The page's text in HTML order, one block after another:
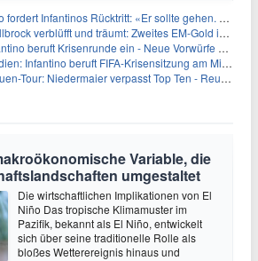
fordert Infantinos Rücktritt: «Er sollte gehen. Jetzt»
verblüfft und träumt: Zweites EM-Gold in Paris
beruft Krisenrunde ein - Neue Vorwürfe gegen FIFA
Infantino beruft FIFA-Krisensitzung am Mittwoch ein
Tour: Niedermaier verpasst Top Ten - Reusser siegt
Variable, die
umgestaltet
Die wirtschaftlichen Implikationen von El
Niño Das tropische Klimamuster im
Pazifik, bekannt als El Niño, entwickelt
sich über seine traditionelle Rolle als
bloßes Wetterereignis hinaus und